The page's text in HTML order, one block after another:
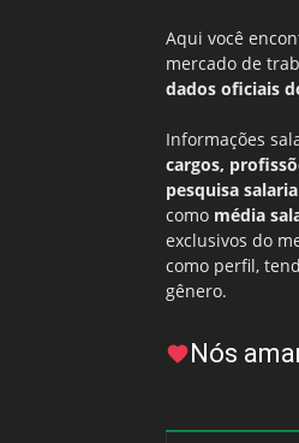
Aqui você
mercado de
dados oficiais
Informações
cargos,
pesquisa
como média
exclusivos do
como perfil,
gênero.
Nós